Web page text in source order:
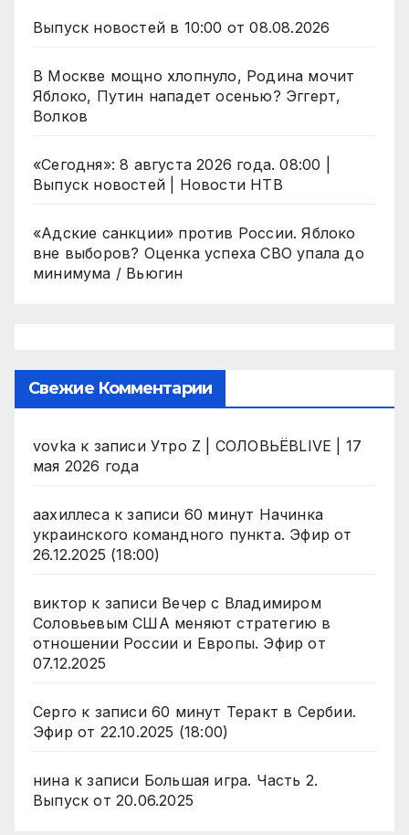
Выпуск новостей в 10:00 от 08.08.2026
В Москве мощно хлопнуло, Родина мочит
Яблоко, Путин нападет осенью? Эггерт,
Волков
«Сегодня»: 8 августа 2026 года. 08:00 |
Выпуск новостей | Новости НТВ
«Адские санкции» против России. Яблоко
вне выборов? Оценка успеха СВО упала до
минимума / Вьюгин
Свежие Комментарии
vovka к записи Утро Z | СОЛОВЬЁВLIVE | 17
мая 2026 года
аахиллесак записи 60 минут Начинка
украинского командного пункта. Эфир от
26.12.2025 (18:00)
виктор к записи Вечер с Владимиром
Соловьевым США меняют стратегию в
отношении России и Европы. Эфир от
07.12.2025
Серго к записи 60 минут Теракт в Сербии.
Эфир от 22.10.2025 (18:00)
нинак записи Большая игра. Часть 2.
Выпуск от 20.06.2025